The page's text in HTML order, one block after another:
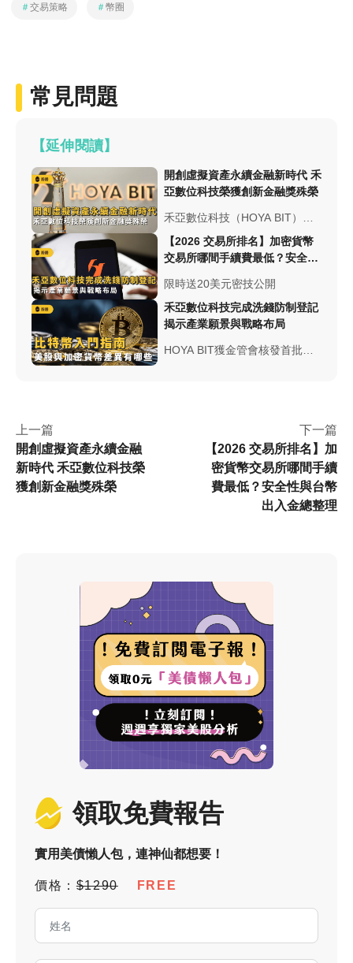
＃交易策略 ＃幣圈
常見問題
【延伸閱讀】
開創虛擬資產永續金融新時代 禾
亞數位科技榮獲創新金融獎殊榮
禾亞數位科技（HOYA BIT）榮
獲第五屆工商時報「數位金融
獎」創新金融獎殊榮，憑藉區塊
鏈結合永續金融的創新應用，成
為唯一獲獎虛擬資產業者，引領
台灣加密產業邁向ESG永續新時
代。
【2026 交易所排名】加密貨幣
交易所哪間手續費最低？安全性
限時送20美元密技公開
禾亞數位科技完成洗錢防制登記
揭示產業願景與戰略布局
HOYA BIT獲金管會核發首批虛
上一篇
開創虛擬資產永續金融
新時代 禾亞數位科技榮
獲創新金融獎殊榮
下一篇
【2026 交易所排名】加
密貨幣交易所哪間手續
費最低？安全性與台幣
出入金總整理
領取免費報告
實用美債懶人包，連神仙都想要！
價格：$1290 FREE